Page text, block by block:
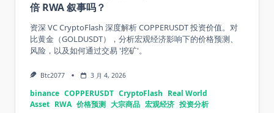
倍 RWA 叙事吗？
资深 VC CryptoFlash 深度解析 COPPERUSDT 投资价值。对
比黄金（GOLDUSDT），分析宏观经济影响下的价格预测、
风险，以及如何通过交易 '挖矿'。
Btc2077 3 月 4, 2026
binance COPPERUSDT CryptoFlash Real World
Asset RWA 价格预测 大宗商品 宏观经济 投资分析